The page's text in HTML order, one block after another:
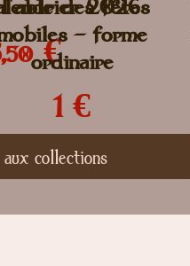
2026
50€
des fêtes
- forme
ordinaire
1 €
collections